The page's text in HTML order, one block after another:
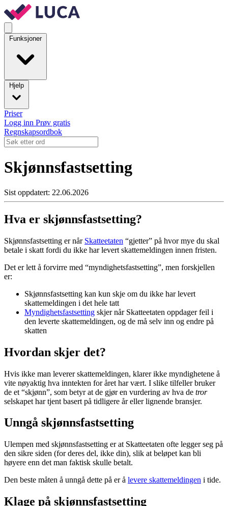
Funksjoner
Hjelp
Priser
Logg inn Prøv gratis
Regnskapsordbok
Skjønnsfastsetting
Sist oppdatert: 22.06.2026
Hva er skjønnsfastsetting?
Skjønnsfastsetting er når Skatteetaten “gjetter” på hvor mye du skal
betale i skatt fordi du ikke har levert skattemeldingen innen fristen.
Det er lett å forvirre med “myndighetsfastsetting”, men forskjellen
er:
Skjønnsfastsetting kan kun skje om du ikke har levert
skattemeldingen i det hele tatt
Myndighetsfastsetting skjer når Skatteetaten oppdager feil i
den leverte skattemeldingen, og de må selv inn og endre på
skatten
Hvordan skjer det?
Hvis ikke man leverer skattemeldingen, klarer ikke myndighetene å
vite nøyaktig hva inntekten for året har vært. I slike tilfeller bruker
de et “skjønn”, som betyr at de gjør en vurdering av hva de tror
selskapet har tjent basert på tidligere år eller lignende bransjer.
Unngå skjønnsfastsetting
Ulempen med skjønnsfastsetting er at Skatteetaten ofte legger seg på
den sikre siden (for deres del, ikke din), slik at beløpet kan bli
høyere enn det man faktisk skulle betalt.
Den beste måten å unngå dette på er å levere skattemeldingen i tide.
Klage på skjønnsfastsetting